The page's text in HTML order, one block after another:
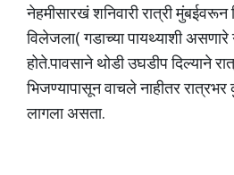
नेहमीसारखं शनिवारी रात्री
विलेजला( गडाच्या पायथ्याशी असणारे
होते.पावसाने थोडी उघडीप दिल्याने
भिजण्यापासून वाचले नाहीतर
लागला असता.